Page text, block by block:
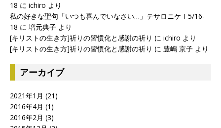
18 に ichiro より
私の好きな聖句「いつも喜んでいなさい…」テサロニケⅠ5/16-
18 に 増元典子 より
[キリストの生き方]祈りの習慣化と感謝の祈り に ichiro より
[キリストの生き方]祈りの習慣化と感謝の祈り に 豊嶋 京子 より
アーカイブ
2021年1月 (21)
2016年4月 (1)
2016年2月 (3)